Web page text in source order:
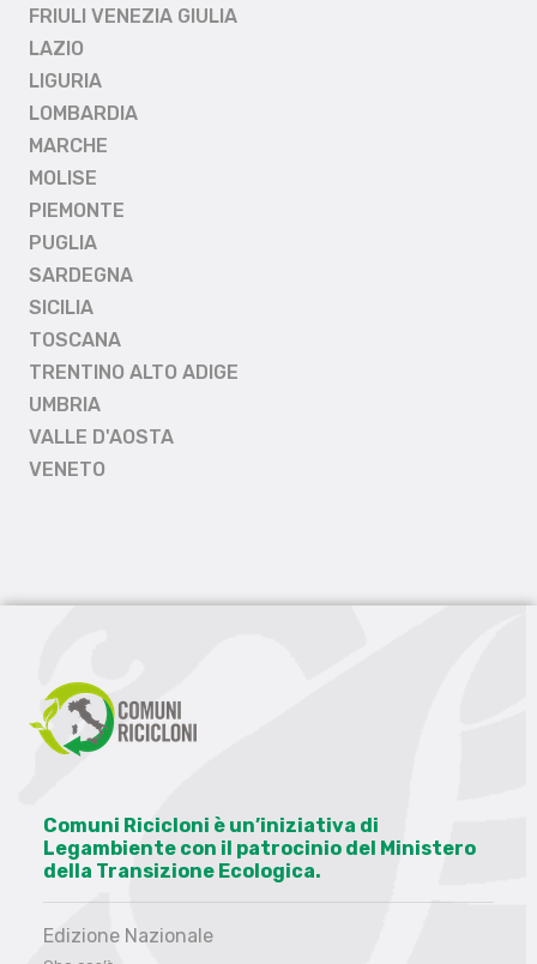
FRIULI VENEZIA GIULIA
LAZIO
LIGURIA
LOMBARDIA
MARCHE
MOLISE
PIEMONTE
PUGLIA
SARDEGNA
SICILIA
TOSCANA
TRENTINO ALTO ADIGE
UMBRIA
VALLE D'AOSTA
VENETO
Comuni Ricicloni è un’iniziativa di
Legambiente con il patrocinio del Ministero
della Transizione Ecologica.
Edizione Nazionale